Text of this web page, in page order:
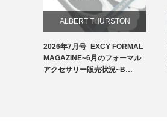
ALBERT THURSTON
お知らせ
2026年7月号_EXCY FORMAL
MAGAZINE~6月のフォーマル
アクセサリー販売状況~B…